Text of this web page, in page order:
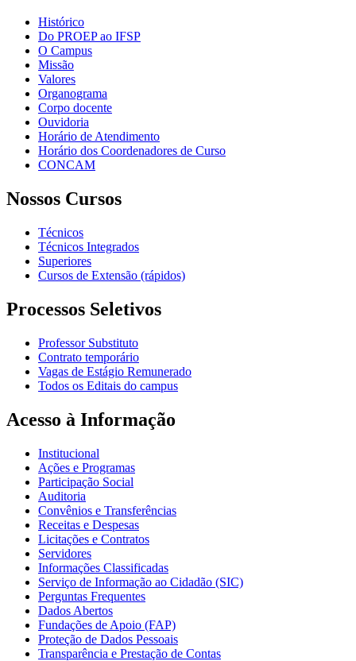
Histórico
Do PROEP ao IFSP
O Campus
Missão
Valores
Organograma
Corpo docente
Ouvidoria
Horário de Atendimento
Horário dos Coordenadores de Curso
CONCAM
Nossos Cursos
Técnicos
Técnicos Integrados
Superiores
Cursos de Extensão (rápidos)
Processos Seletivos
Professor Substituto
Contrato temporário
Vagas de Estágio Remunerado
Todos os Editais do campus
Acesso à Informação
Institucional
Ações e Programas
Participação Social
Auditoria
Convênios e Transferências
Receitas e Despesas
Licitações e Contratos
Servidores
Informações Classificadas
Serviço de Informação ao Cidadão (SIC)
Perguntas Frequentes
Dados Abertos
Fundações de Apoio (FAP)
Proteção de Dados Pessoais
Transparência e Prestação de Contas